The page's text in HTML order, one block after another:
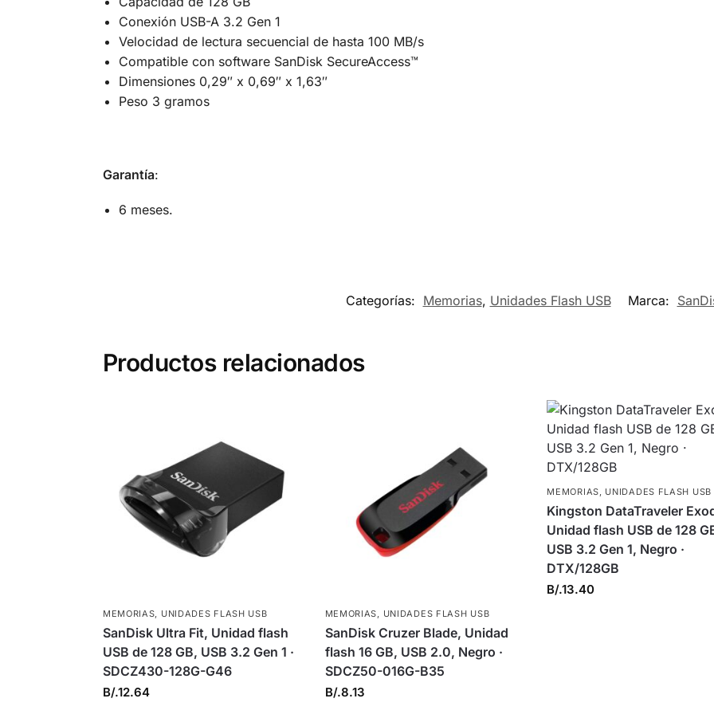
Conexión USB-A 3.2 Gen 1
Velocidad de lectura secuencial de hasta 100 MB/s
Compatible con software SanDisk SecureAccess™
Dimensiones 0,29″ x 0,69″ x 1,63″
Peso 3 gramos
Garantía:
6 meses.
Categorías: Memorias, Unidades Flash USB Marca:
Productos relacionados
MEMORIAS UNIDADES FLASH USB
SanDisk Ultra Fit, Unidad flash
USB de 128 GB, USB 3.2 Gen 1 ·
SDCZ430-128G-G46
B/.12.64
MEMORIAS UNIDADES FLASH USB
SanDisk Cruzer Blade, Unidad
flash 16 GB, USB 2.0, Negro ·
SDCZ50-016G-B35
B/.8.13
MEMORIAS, UNIDADES FLASH USB
Kingston DataTraveler
Unidad flash USB de 128
USB 3.2 Gen 1, Negro ·
DTX/128GB
B/.13.40